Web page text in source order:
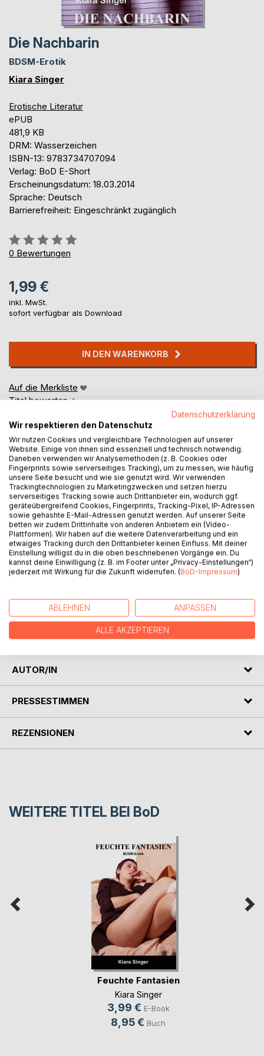
Die Nachbarin
BDSM-Erotik
Kiara Singer
Erotische Literatur
ePUB
481,9 KB
DRM: Wasserzeichen
ISBN-13: 9783734707094
Verlag: BoD E-Short
Erscheinungsdatum: 18.03.2014
Sprache: Deutsch
Barrierefreiheit: Eingeschränkt zugänglich
Bewertung::
0%
0 Bewertungen
1,99 €
inkl. MwSt.
sofort verfügbar als Download
IN DEN WARENKORB
Auf die Merkliste
Titel bewerten
BESCHREIBUNG
Nachdem ihr Ehemann sie wirtschaftlich betrogen und sie
ihr gemeinsames Lokal verloren hat, versinkt die 32-jährige
Eva in Armut und Depression. Ihre neue Nachbarin glaubt,
ihr mittels einer besonderen homöopathischen
Schmerzbehandlung helfen zu können, indem sie ihr
Schmerzen entgegenwirken. Später zeigt sie ihr, wie sie
auch ihr ökonomisches Problem mit ihren weiblichen
Reizen lösen kann. Zwischen den beiden Frauen entwickelt
sich eine Liebesbeziehung.
AUTOR/IN
PRESSESTIMMEN
REZENSIONEN
WEITERE TITEL BEI BoD
Feuchte Fantasien
Kiara Singer
3,99 € E-Book
8,95 € Buch
Datenschutzerklärung
Wir respektieren den Datenschutz
Wir nutzen Cookies und vergleichbare Technologien auf unserer
Website. Einige von ihnen sind essenziell und technisch notwendig.
Daneben verwenden wir Analysemethoden (z. B. Cookies oder
Fingerprints sowie serverseitiges Tracking), um zu messen, wie häufig
unsere Seite besucht und wie sie genutzt wird. Wir verwenden
Trackingtechnologien zu Marketingzwecken und setzen hierzu
serverseitiges Tracking sowie auch Drittanbieter ein, wodurch ggf.
geräteübergreifend Cookies, Fingerprints, Tracking-Pixel, IP-Adressen
sowie gehashte E-Mail-Adressen genutzt werden. Auf unserer Seite
betten wir zudem Drittinhalte von anderen Anbietern ein (Video-
Plattformen). Wir haben auf die weitere Datenverarbeitung und ein
etwaiges Tracking durch den Drittanbieter keinen Einfluss. Mit deiner
Einstellung willigst du in die oben beschriebenen Vorgänge ein. Du
kannst deine Einwilligung (z. B. im Footer unter „Privacy-Einstellungen“)
jederzeit mit Wirkung für die Zukunft widerrufen. (BoD-Impressum)
ABLEHNEN ANPASSEN
ALLE AKZEPTIEREN